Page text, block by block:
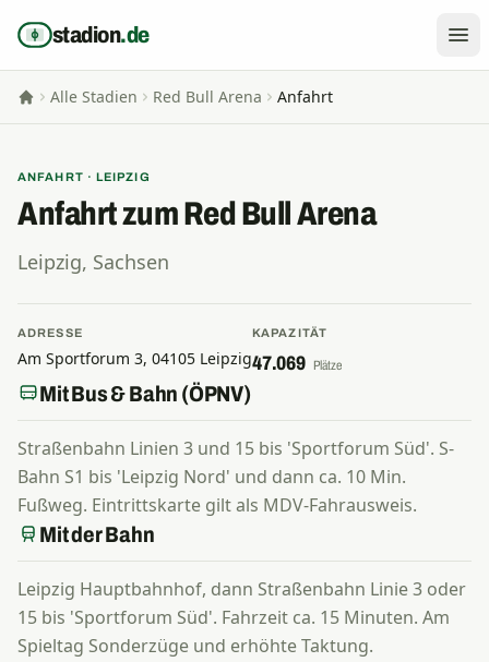
stadion.de
Startseite
Alle Stadien Red Bull Arena Anfahrt
ANFAHRT · LEIPZIG
Anfahrt zum Red Bull Arena
Leipzig, Sachsen
ADRESSE
Am Sportforum 3, 04105 Leipzig
KAPAZITÄT
47.069 Plätze
Mit Bus & Bahn (ÖPNV)
Straßenbahn Linien 3 und 15 bis 'Sportforum Süd'. S-
Bahn S1 bis 'Leipzig Nord' und dann ca. 10 Min.
Fußweg. Eintrittskarte gilt als MDV-Fahrausweis.
Mit der Bahn
Leipzig Hauptbahnhof, dann Straßenbahn Linie 3 oder
15 bis 'Sportforum Süd'. Fahrzeit ca. 15 Minuten. Am
Spieltag Sonderzüge und erhöhte Taktung.